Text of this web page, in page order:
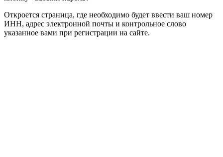
Откроется страница, где необходимо будет ввести ваш номер
ИНН, адрес электронной почты и контрольное слово
указанное вами при регистрации на сайте.